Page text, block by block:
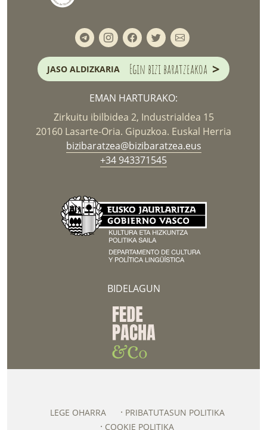
JASO ALDIZKARIA Egin bizi baratzeakoa >
EMAN HARTURAKO:
Zirkuitu ibilbidea 2, Industrialdea 15
20160 Lasarte-Oria. Gipuzkoa. Euskal Herria
bizibaratzea@bizibaratzea.eus
+34 943371545
BIDELAGUN
LEGE OHARRA
PRIBATUTASUN POLITIKA
COOKIE POLITIKA